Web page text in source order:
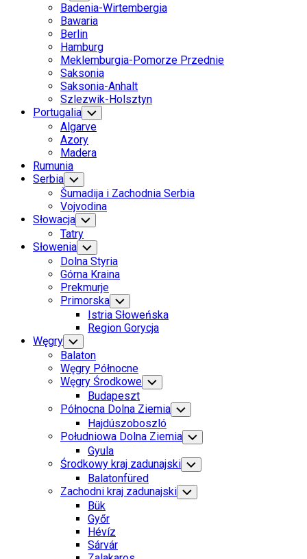
Child
Menu
Badenia-Wirtembergia
Bawaria
Berlin
Hamburg
Meklemburgia-Pomorze Przednie
Saksonia
Saksonia-Anhalt
Szlezwik-Holsztyn
Portugalia Toggle
Child
Menu
Algarve
Azory
Madera
Rumunia
Serbia Toggle
Child
Menu
Šumadija i Zachodnia Serbia
Vojvodina
Słowacja Toggle
Child
Menu
Tatry
Słowenia Toggle
Child
Menu
Dolna Styria
Górna Kraina
Prekmurje
Primorska Toggle
Child
Menu
Istria Słoweńska
Region Gorycja
Węgry Toggle
Child
Menu
Balaton
Węgry Północne
Węgry Środkowe Toggle
Child
Menu
Budapeszt
Północna Dolna Ziemia Toggle
Child
Menu
Hajdúszoboszló
Południowa Dolna Ziemia Toggle
Child
Menu
Gyula
Środkowy kraj zadunajski Toggle
Child
Menu
Balatonfüred
Zachodni kraj zadunajski Toggle
Child
Bük
Győr
Hévíz
Sárvár